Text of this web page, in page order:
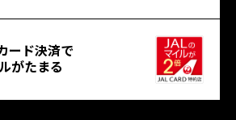
ード決済で
がたまる